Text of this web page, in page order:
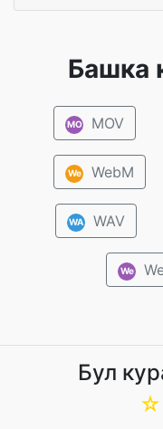
Башка
MO MOV
We WebM
WA WAV
We
Бул
☆